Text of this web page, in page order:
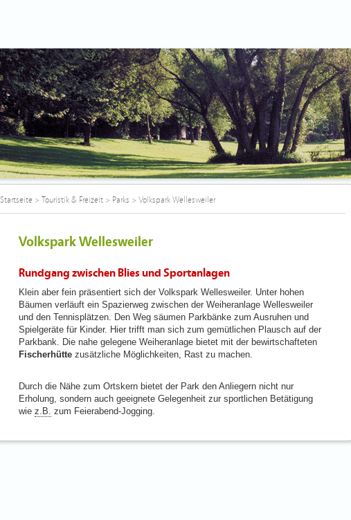
Startseite> Touristik & Freizeit> Parks > Volkspark Wellesweiler
Volkspark Wellesweiler
Rundgang zwischen Blies und Sportanlagen
Klein aber fein präsentiert sich der Volkspark Wellesweiler. Unter hohen
Bäumen verläuft ein Spazierweg zwischen der Weiheranlage Wellesweiler
und den Tennisplätzen. Den Weg säumen Parkbänke zum Ausruhen und
Spielgeräte für Kinder. Hier trifft man sich zum gemütlichen Plausch auf der
Parkbank. Die nahe gelegene Weiheranlage bietet mit der bewirtschafteten
Fischerhüttezusätzliche Möglichkeiten, Rast zu machen.
Durch die Nähe zum Ortskern bietet der Park den Anliegern nicht nur
Erholung, sondern auch geeignete Gelegenheit zur sportlichen Betätigung
wie z.B. zum Feierabend-Jogging.